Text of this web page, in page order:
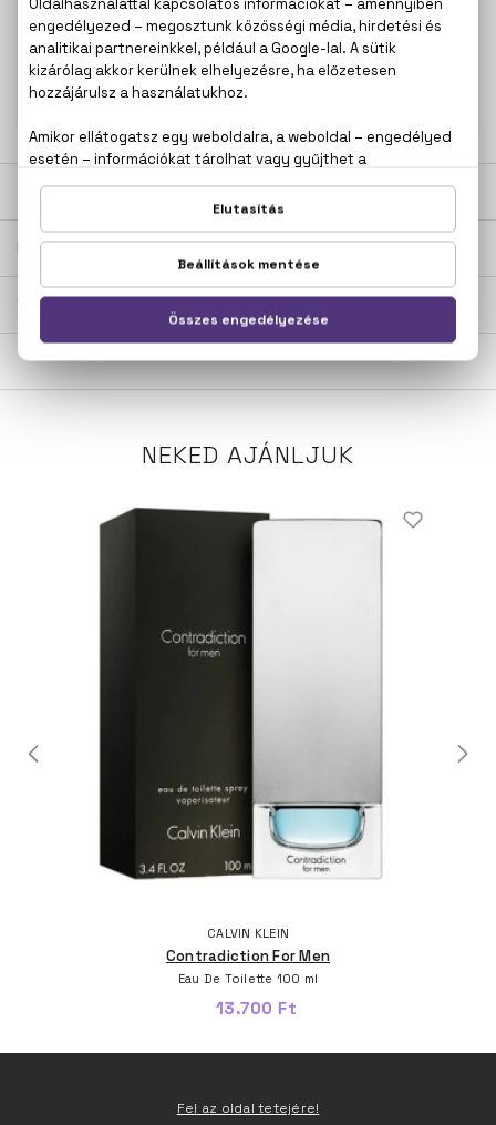
100% eredeti termékek,14 napos visszaküldési
garanciával
Kérdésed van, elakadtál? Hívd ügyfélszolgálatunkat:
20 267 5125
LEÍRÁS
ÉRTÉKELÉSEK (0)
SZÁLLÍTÁS
NEKED AJÁNLJUK
CALVIN KLEIN
Contradiction For Men
Eau De Toilette 100 ml
13.700 Ft
Fel az oldal tetejére!